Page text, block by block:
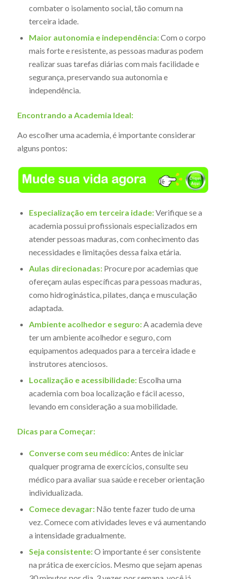
combater o isolamento social, tão comum na
terceira idade.
Maior autonomia e independência:Com o corpo
mais forte e resistente, as pessoas maduras podem
realizar suas tarefas diárias com mais facilidade e
segurança, preservando sua autonomia e
independência.
Encontrando a Academia Ideal:
Ao escolher uma academia, é importante considerar
alguns pontos:
Especialização em terceira idade:Verifique se a
academia possui profissionais especializados em
atender pessoas maduras, com conhecimento das
necessidades e limitações dessa faixa etária.
Aulas direcionadas:Procure por academias que
ofereçam aulas específicas para pessoas maduras,
como hidroginástica, pilates, dança e musculação
adaptada.
Ambiente acolhedor e seguro:A academia deve
ter um ambiente acolhedor e seguro, com
equipamentos adequados para a terceira idade e
instrutores atenciosos.
Localização e acessibilidade:Escolha uma
academia com boa localização e fácil acesso,
levando em consideração a sua mobilidade.
Dicas para Começar:
Converse com seu médico:Antes de iniciar
qualquer programa de exercícios, consulte seu
médico para avaliar sua saúde e receber orientação
individualizada.
Comece devagar:Não tente fazer tudo de uma
vez. Comece com atividades leves e vá aumentando
a intensidade gradualmente.
Seja consistente:O importante é ser consistente
na prática de exercícios. Mesmo que sejam apenas